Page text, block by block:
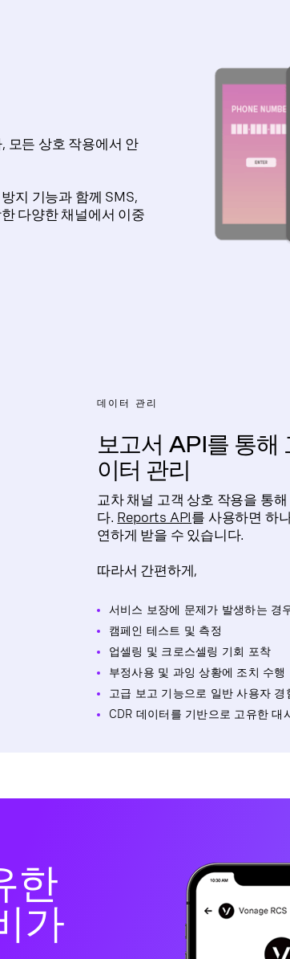
모든 상호 작용에서 안
지 기능과 함께 SMS,
다양한 채널에서 이중
데이터 관리
보고서 API를 통해
이터 관리
교차 채널 고객 상호 작용을 통
다. Reports API를 사용하면 하
연하게 받을 수 있습니다.
따라서 간편하게,
서비스 보장에 문제가 발생하는 경
캠페인 테스트 및 측정
업셀링 및 크로스셀링 기회 포착
부정사용 및 과잉 상황에 조치 수행
고급 보고 기능으로 일반 사용자 경
CDR 데이터를 기반으로 고유한 대
한
가